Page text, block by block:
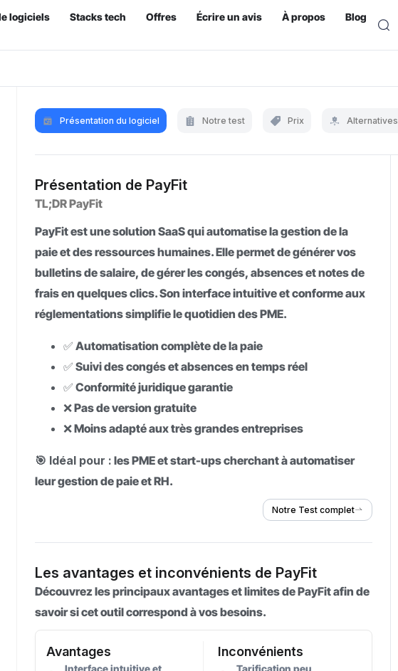
logiciels Stacks tech Offres Écrire un avis À propos Blog
Présentation du logiciel Notre test Prix Alternatives
Présentation de PayFit
TL;DR PayFit
PayFit est une solution SaaS qui automatise la gestion de la
paie et des ressources humaines. Elle permet de générer vos
bulletins de salaire, de gérer les congés, absences et notes de
frais en quelques clics. Son interface intuitive et conforme aux
réglementations simplifie le quotidien des PME.
✅ Automatisation complète de la paie
✅ Suivi des congés et absences en temps réel
✅ Conformité juridique garantie
❌ Pas de version gratuite
❌ Moins adapté aux très grandes entreprises
🎯 Idéal pour : les PME et start-ups cherchant à automatiser
leur gestion de paie et RH.
Notre Test complet
Les avantages et inconvénients de PayFit
Découvrez les principaux avantages et limites de PayFit afin de
savoir si cet outil correspond à vos besoins.
Avantages
Interface intuitive et
Inconvénients
Tarification peu